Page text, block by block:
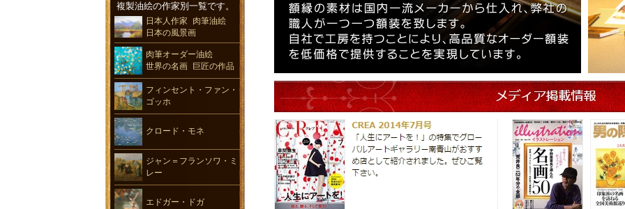
複製油絵の作家別一覧です。
日本人作家 肉筆油絵
日本の風景画
肉筆オーダー油絵
世界の名画 巨匠の作品
フィンセント・ファン・
ゴッホ
クロード・モネ
ジャン＝フランソワ・ミ
レー
エドガー・ドガ